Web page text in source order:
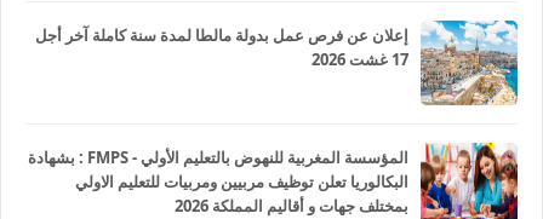
إعلان عن فرص عمل بدولة مالطا لمدة سنة كاملة آخر أجل
17 غشت 2026
المؤسسة المغربية للنهوض بالتعليم الأولي - FMPS : بشهادة
البكالوريا تعلن توظيف مربيين ومربيات للتعليم الاولي
بمختلف جهات و أقاليم المملكة 2026